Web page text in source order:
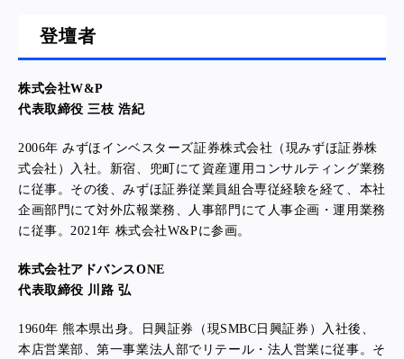
登壇者
株式会社W&P
代表取締役 三枝 浩紀
2006年 みずほインベスターズ証券株式会社（現みずほ証券株
式会社）入社。新宿、兜町にて資産運用コンサルティング業務
に従事。その後、みずほ証券従業員組合専従経験を経て、本社
企画部門にて対外広報業務、人事部門にて人事企画・運用業務
に従事。2021年 株式会社W&Pに参画。
株式会社アドバンスONE
代表取締役 川路 弘
1960年 熊本県出身。日興証券（現SMBC日興証券）入社後、
本店営業部、第一事業法人部でリテール・法人営業に従事。そ